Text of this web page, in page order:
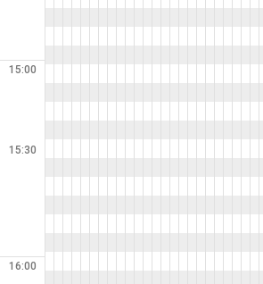
15:00
15:30
16:00